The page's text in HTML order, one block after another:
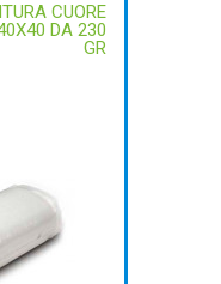
CUORE
DA 230
GR